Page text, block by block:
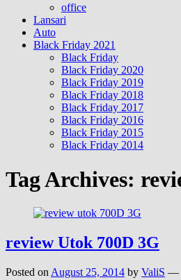
office
Lansari
Auto
Black Friday 2021
Black Friday
Black Friday 2020
Black Friday 2019
Black Friday 2018
Black Friday 2017
Black Friday 2016
Black Friday 2015
Black Friday 2014
Tag Archives:
review Utok 700D 3G
Posted on August 25, 2014 by ValiS —